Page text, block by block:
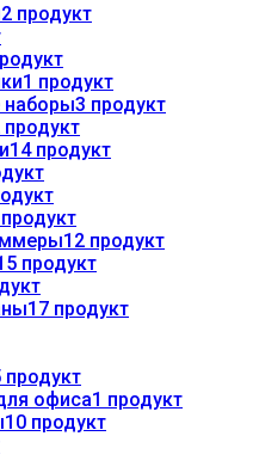
2 продукт
1 продукт
3 продукт
продукт
14 продукт
12 продукт
продукт
17 продукт
продукт
офиса1 продукт
10 продукт